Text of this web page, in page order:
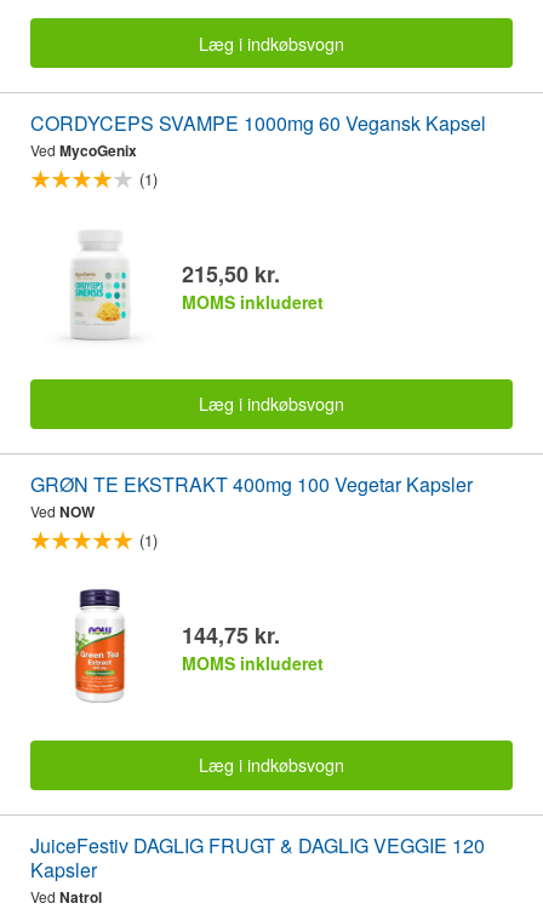
Læg i indkøbsvogn
CORDYCEPS SVAMPE 1000mg 60 Vegansk Kapsel
Ved MycoGenix
(1)
215,50 kr.
MOMS inkluderet
Læg i indkøbsvogn
GRØN TE EKSTRAKT 400mg 100 Vegetar Kapsler
Ved NOW
(1)
144,75 kr.
MOMS inkluderet
Læg i indkøbsvogn
JuiceFestiv DAGLIG FRUGT & DAGLIG VEGGIE 120
Kapsler
Ved Natrol